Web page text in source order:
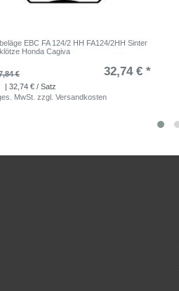
EBC FA 124/2 HH FA124/2HH Sinter
Honda Cagiva
€ 32,74 € *
| 32,74 € / Satz
MwSt. zzgl.Versandkosten